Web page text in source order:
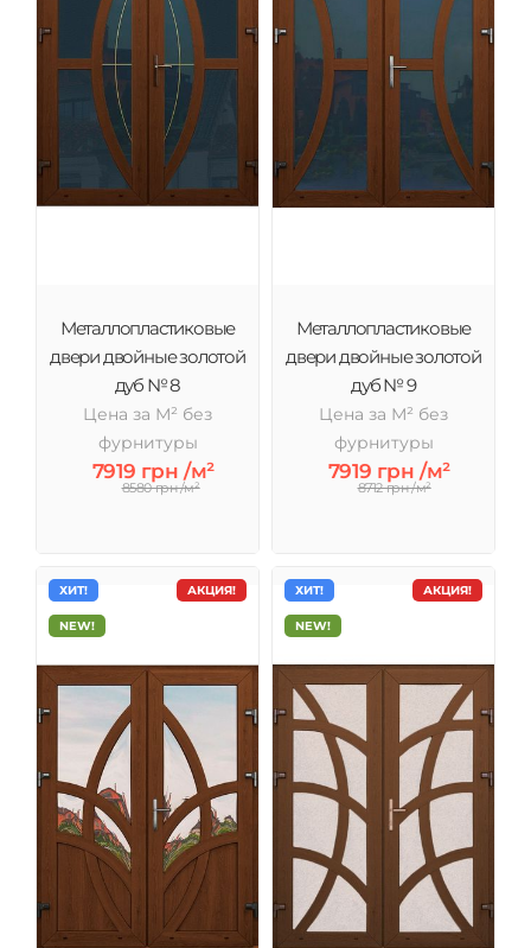
Металлопластиковые
двери двойные золотой
дуб № 8
Цена за М² без
фурнитуры
7919 грн /м²
8580 грн /м²
Металлопластиковые
двери двойные золотой
дуб № 9
Цена за М² без
фурнитуры
7919 грн /м²
8712 грн /м²
АКЦИЯ!
ХИТ!
NEW!
АКЦИЯ!
ХИТ!
NEW!